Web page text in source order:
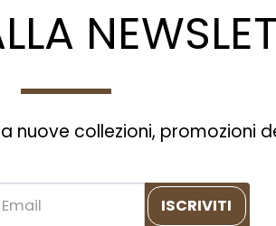
nuove collezioni, promozioni
ISCRIVITI